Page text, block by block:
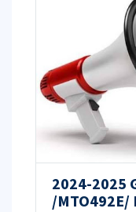
2024-2025
/MTO492E/